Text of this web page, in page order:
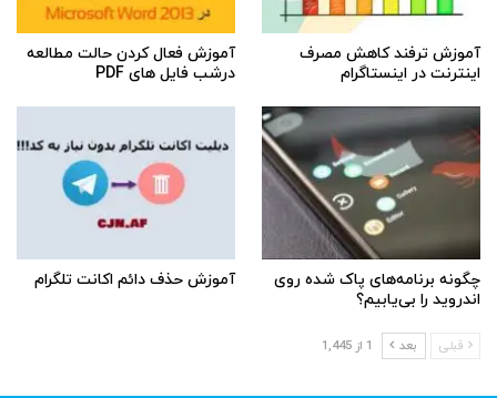
آموزش ترفند کاهش مصرف
اینترنت در اینستاگرام
آموزش فعال کردن حالت مطالعه
درشب فایل های PDF
چگونه برنامه‌های پاک شده روی
اندروید را بی‌یابیم؟
آموزش حذف دائم اکانت تلگرام
قبلی بعد 1 از 1,445